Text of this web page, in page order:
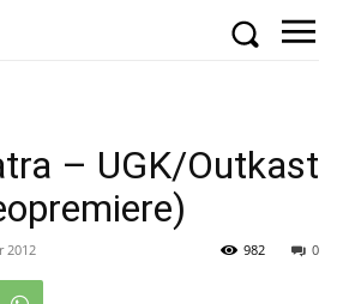
– UGK/Outkast
2012 0
982